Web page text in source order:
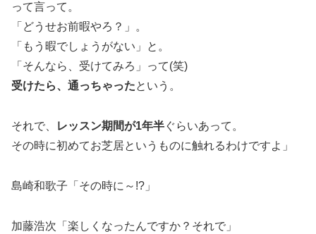
って言って。
「どうせお前暇やろ？」。
「もう暇でしょうがない」と。
「そんなら、受けてみろ」って(笑)
受けたら、通っちゃったという。
それで、 レッスン期間が1年半ぐらいあって。
その時に初めてお芝居というものに触れるわけですよ」
島崎和歌子「その時に～!?」
加藤浩次「楽しくなったんですか？それで」